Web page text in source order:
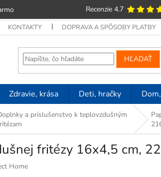
Recenzie 4.7
KONTAKTY DOPRAVA A SPÔSOBY PLATBY
HĽADAŤ
Zdravie, krása Deti, hračky
a príslušenstvo k teplovzdušným
fritézy 16x4,5 cm,
Home